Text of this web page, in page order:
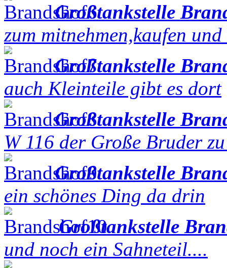
Großtankstelle
zum mitnehmen,kaufen
Großtankstelle
auch Kleinteile gibt es dort
Großtankstelle
W 116 der Große Bruder
Großtankstelle
ein schönes Ding da drin
Großtankstelle
und noch ein Sahneteil....